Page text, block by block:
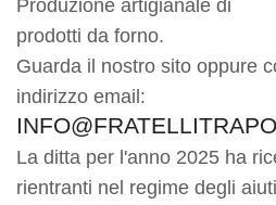
Produzione artigianale di
prodotti da forno.
Guarda il nostro sito oppure
indirizzo email:
La ditta per l'anno 2025 ha
rientranti nel regime degli